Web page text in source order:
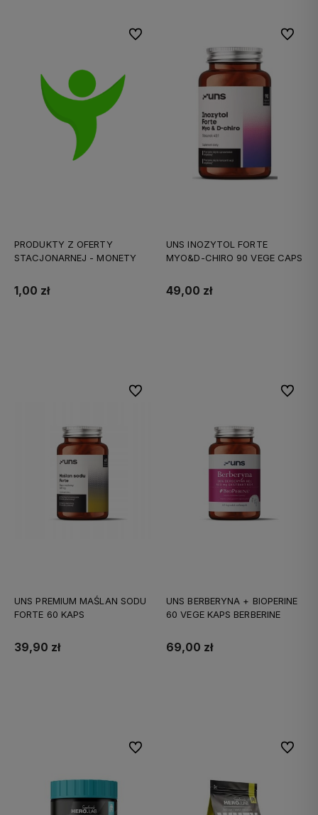
PRODUKTY Z OFERTY
STACJONARNEJ - MONETY
1,00 zł
Do ulubionych
UNS INOZYTOL FORTE
MYO&D-CHIRO 90 VEGE CAPS
49,00 zł
Do
UNS PREMIUM MAŚLAN SODU
FORTE 60 KAPS
39,90 zł
Do ulubionych
UNS BERBERYNA + BIOPERINE
60 VEGE KAPS BERBERINE
69,00 zł
Do
Do ulubionych Do